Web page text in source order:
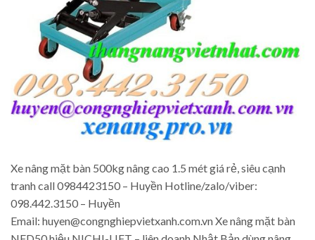
Xe nâng mặt bàn 500kg nâng cao 1.5 mét giá rẻ, siêu cạnh
tranh call 0984423150 – Huyền Hotline/zalo/viber:
098.442.3150 – Huyền
Email: huyen@congnghiepvietxanh.com.vn Xe nâng mặt bàn